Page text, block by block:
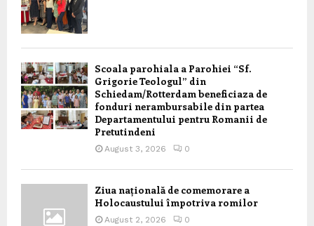
Scoala parohiala a Parohiei “Sf.
Grigorie Teologul” din
Schiedam/Rotterdam beneficiaza de
fonduri nerambursabile din partea
Departamentului pentru Romanii de
Pretutindeni
August 3, 2026 0
Ziua națională de comemorare a
Holocaustului împotriva romilor
August 2, 2026 0